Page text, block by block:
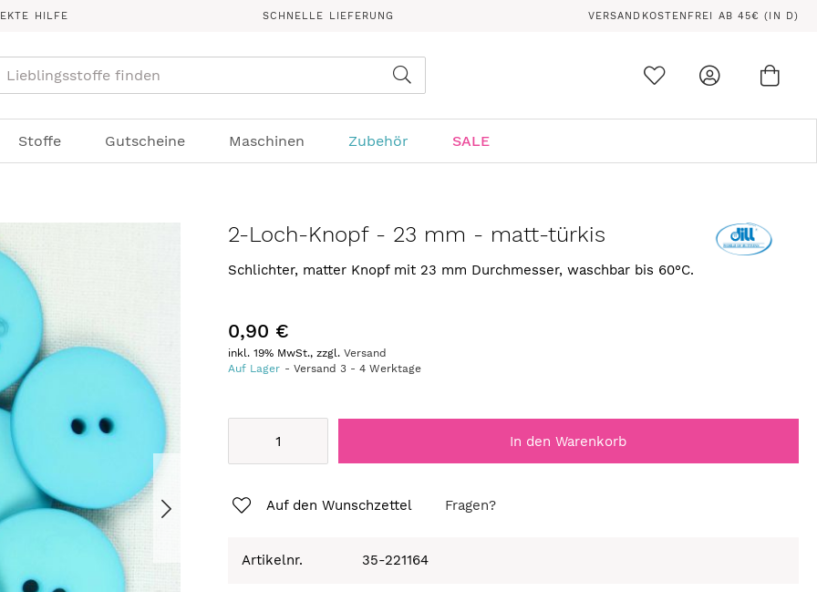
HILFE SCHNELLE LIEFERUNG VERSANDKOSTENFREI AB 45€ (IN D)
Stoffe Gutscheine Maschinen Zubehör SALE
2-Loch-Knopf - 23 mm - matt-türkis
Schlichter, matter Knopf mit 23 mm Durchmesser, waschbar bis 60°C.
0,90 €
inkl. 19% MwSt., zzgl.Versand
Auf Lager
Versand3 -4 Werktage
In den Warenkorb
Auf den Wunschzettel Fragen?
Artikelnr. 35-221164